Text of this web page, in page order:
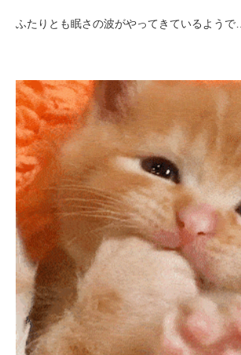
ふたりとも眠さの波がやってきているようで…